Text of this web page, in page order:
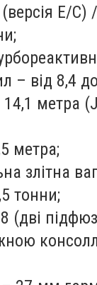
E/С)
– від 8,4
метра
метра;
злітна
тонни;
(дві